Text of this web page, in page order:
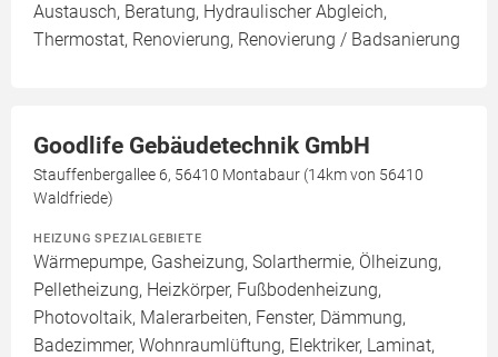
Austausch, Beratung, Hydraulischer Abgleich,
Thermostat, Renovierung, Renovierung / Badsanierung
Goodlife Gebäudetechnik GmbH
Stauffenbergallee 6, 56410 Montabaur (14km von 56410
Waldfriede)
HEIZUNG SPEZIALGEBIETE
Wärmepumpe, Gasheizung, Solarthermie, Ölheizung,
Pelletheizung, Heizkörper, Fußbodenheizung,
Photovoltaik, Malerarbeiten, Fenster, Dämmung,
Badezimmer, Wohnraumlüftung, Elektriker, Laminat,